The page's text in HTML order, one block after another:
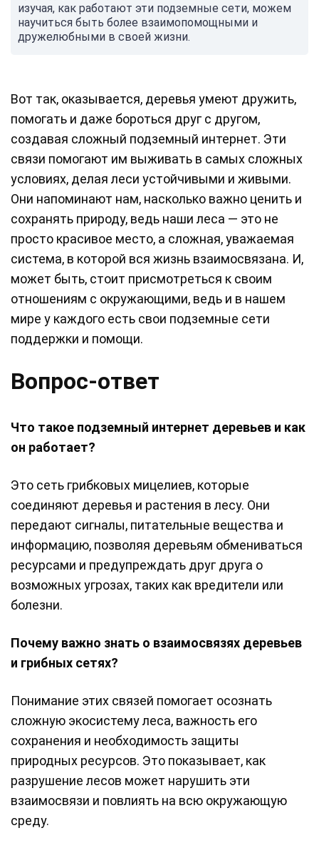
изучая, как работают эти подземные сети, можем
научиться быть более взаимопомощными и
дружелюбными в своей жизни.
Вот так, оказывается, деревья умеют дружить,
помогать и даже бороться друг с другом,
создавая сложный подземный интернет. Эти
связи помогают им выживать в самых сложных
условиях, делая леси устойчивыми и живыми.
Они напоминают нам, насколько важно ценить и
сохранять природу, ведь наши леса — это не
просто красивое место, а сложная, уважаемая
система, в которой вся жизнь взаимосвязана. И,
может быть, стоит присмотреться к своим
отношениям с окружающими, ведь и в нашем
мире у каждого есть свои подземные сети
поддержки и помощи.
Вопрос-ответ
Что такое подземный интернет деревьев и как
он работает?
Это сеть грибковых мицелиев, которые
соединяют деревья и растения в лесу. Они
передают сигналы, питательные вещества и
информацию, позволяя деревьям обмениваться
ресурсами и предупреждать друг друга о
возможных угрозах, таких как вредители или
болезни.
Почему важно знать о взаимосвязях деревьев
и грибных сетях?
Понимание этих связей помогает осознать
сложную экосистему леса, важность его
сохранения и необходимость защиты
природных ресурсов. Это показывает, как
разрушение лесов может нарушить эти
взаимосвязи и повлиять на всю окружающую
среду.